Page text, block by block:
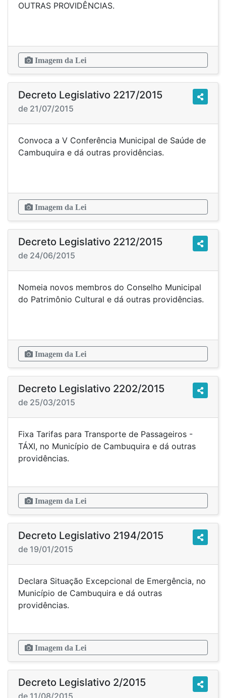
OUTRAS PROVIDÊNCIAS.
Imagem da Lei
Decreto Legislativo 2217/2015
de 21/07/2015
Convoca a V Conferência Municipal de Saúde de
Cambuquira e dá outras providências.
Imagem da Lei
Decreto Legislativo 2212/2015
de 24/06/2015
Nomeia novos membros do Conselho Municipal
do Patrimônio Cultural e dá outras providências.
Imagem da Lei
Decreto Legislativo 2202/2015
de 25/03/2015
Fixa Tarifas para Transporte de Passageiros -
TÁXI, no Município de Cambuquira e dá outras
providências.
Imagem da Lei
Decreto Legislativo 2194/2015
de 19/01/2015
Declara Situação Excepcional de Emergência, no
Município de Cambuquira e dá outras
providências.
Imagem da Lei
Decreto Legislativo 2/2015
de 11/08/2015